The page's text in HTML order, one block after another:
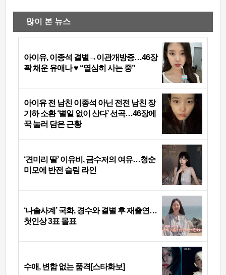
많이 본 뉴스
아이유, 이종석 결별→이관개방증…46장
꽉 채운 유애나 ♥ “열심히 사는 중”
아이유 전 남친 이종석 아닌 전전 남친 장
기하 소환 ‘별일 없이 산다’ 선곡…46장에
꾹 눌러 담은 근황
‘견미리 딸’ 이유비, 금수저의 여유…청순
미모에 반전 슬림 라인
‘나솔사계’ 국화, 경수와 결별 후 재출연…
첫인상 3표 몰표
수애, 변함 없는 품격[스타화보]